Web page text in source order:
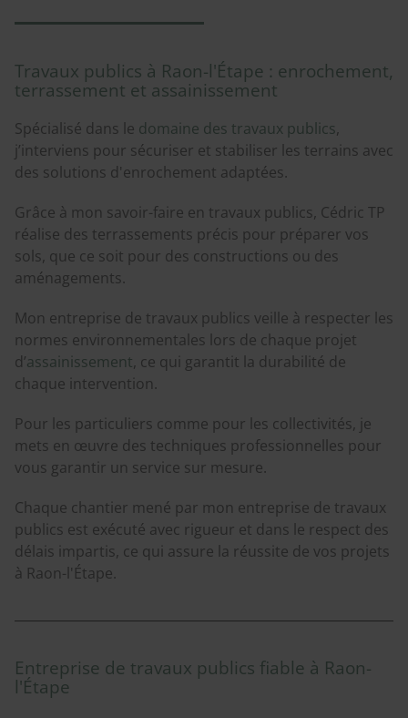
Travaux publics à Raon-l'Étape : enrochement,
terrassement et assainissement
Spécialisé dans le domaine des travaux publics,
j’interviens pour sécuriser et stabiliser les terrains avec
des solutions d'enrochement adaptées.
Grâce à mon savoir-faire en travaux publics, Cédric TP
réalise des terrassements précis pour préparer vos
sols, que ce soit pour des constructions ou des
aménagements.
Mon entreprise de travaux publics veille à respecter les
normes environnementales lors de chaque projet
d’assainissement, ce qui garantit la durabilité de
chaque intervention.
Pour les particuliers comme pour les collectivités, je
mets en œuvre des techniques professionnelles pour
vous garantir un service sur mesure.
Chaque chantier mené par mon entreprise de travaux
publics est exécuté avec rigueur et dans le respect des
délais impartis, ce qui assure la réussite de vos projets
à Raon-l'Étape.
Entreprise de travaux publics fiable à Raon-
l'Étape